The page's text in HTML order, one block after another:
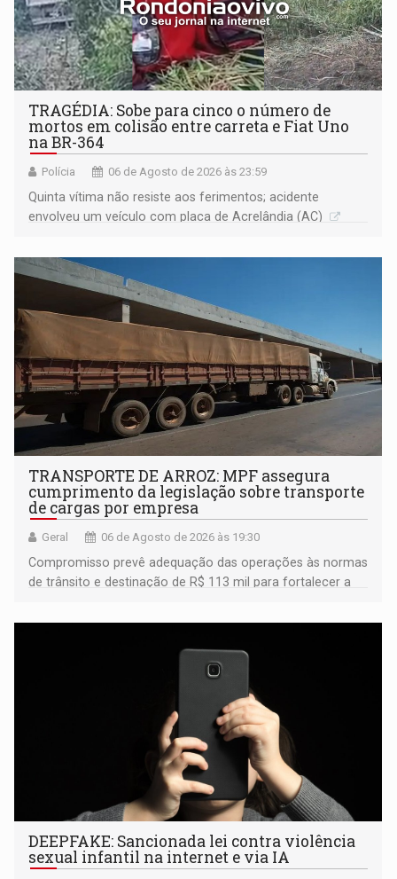
TRAGÉDIA: Sobe para cinco o número de
mortos em colisão entre carreta e Fiat Uno
na BR-364
Polícia 06 de Agosto de 2026 às 23:59
Quinta vítima não resiste aos ferimentos; acidente
envolveu um veículo com placa de Acrelândia (AC)
TRANSPORTE DE ARROZ: MPF assegura
cumprimento da legislação sobre transporte
de cargas por empresa
Geral 06 de Agosto de 2026 às 19:30
Compromisso prevê adequação das operações às normas
de trânsito e destinação de R$ 113 mil para fortalecer a
DEEPFAKE: Sancionada lei contra violência
sexual infantil na internet e via IA